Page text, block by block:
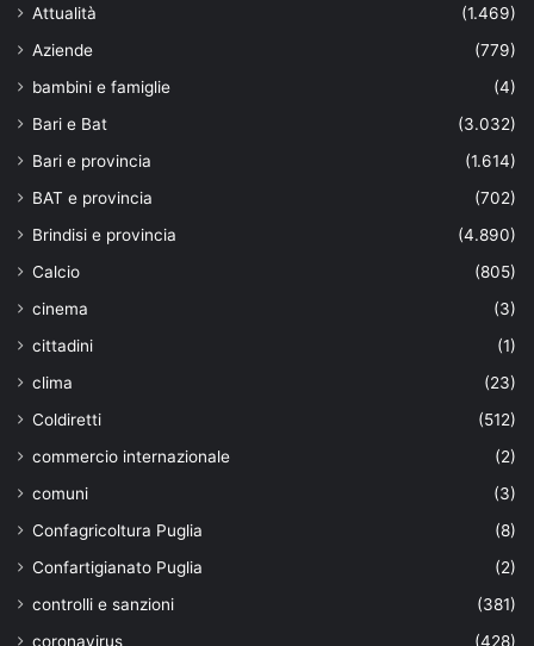
Attualità
(1.469)
Aziende
(779)
bambini e famiglie
(4)
Bari e Bat
(3.032)
Bari e provincia
(1.614)
BAT e provincia
(702)
Brindisi e provincia
(4.890)
Calcio
(805)
cinema
(3)
cittadini
(1)
clima
(23)
Coldiretti
(512)
commercio internazionale
(2)
comuni
(3)
Confagricoltura Puglia
(8)
Confartigianato Puglia
(2)
controlli e sanzioni
(381)
coronavirus
(428)